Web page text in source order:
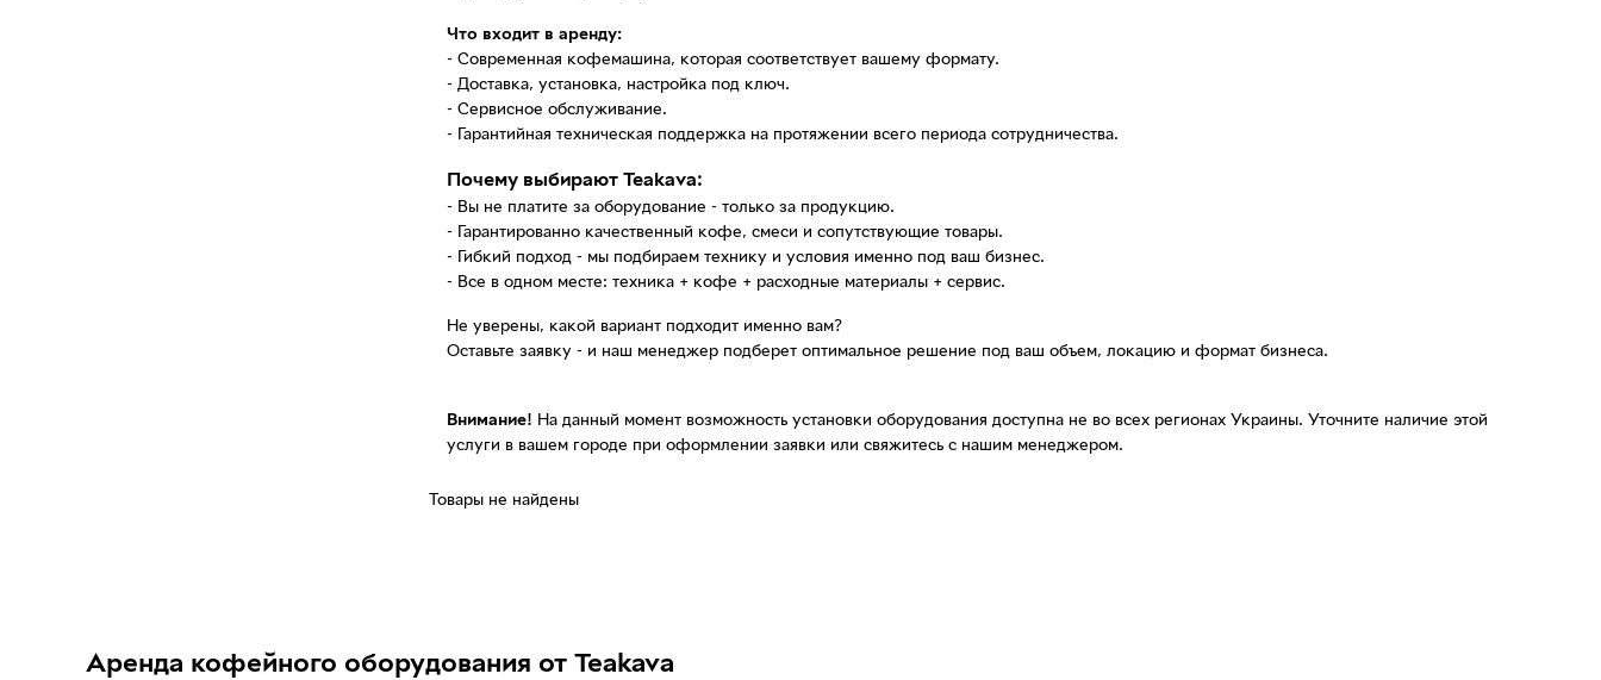
Что входит в аренду:
- Современная кофемашина, которая соответствует вашему формату.
- Доставка, установка, настройка под ключ.
- Сервисное обслуживание.
- Гарантийная техническая поддержка на протяжении всего периода сотрудничества.
Почему выбирают Teakava:
- Вы не платите за оборудование - только за продукцию.
- Гарантированно качественный кофе, смеси и сопутствующие товары.
- Гибкий подход - мы подбираем технику и условия именно под ваш бизнес.
- Все в одном месте: техника + кофе + расходные материалы + сервис.
Не уверены, какой вариант подходит именно вам?
Оставьте заявку - и наш менеджер подберет оптимальное решение под ваш объем, локацию и формат бизнеса.
Внимание! На данный момент возможность установки оборудования доступна не во всех регионах Украины. Уточните наличие этой
услуги в вашем городе при оформлении заявки или свяжитесь с нашим менеджером.
Товары не найдены
Аренда кофейного оборудования от Teakava